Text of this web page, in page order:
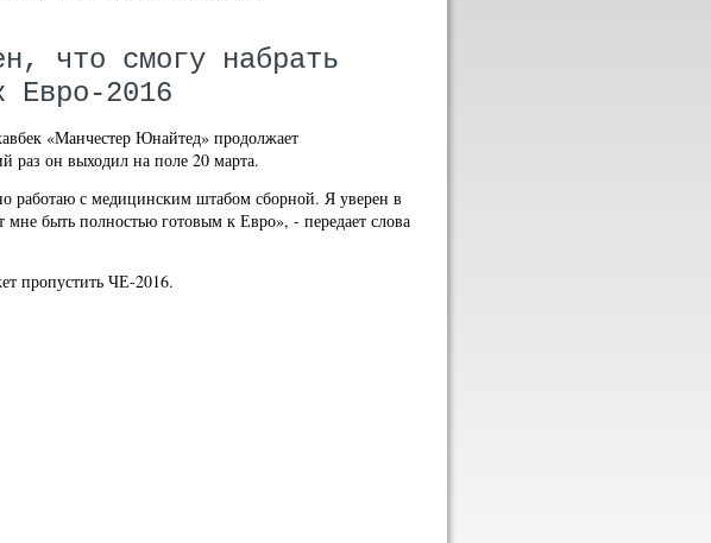
что смогу набрать
Евро-2016
«Манчестер Юнайтед» продолжает
раз он выходил на поле 20 марта.
работаю с медицинским штабом сборной. Я уверен в
мне быть полностью готовым к Евро», - передает слова
пропустить ЧЕ-2016.